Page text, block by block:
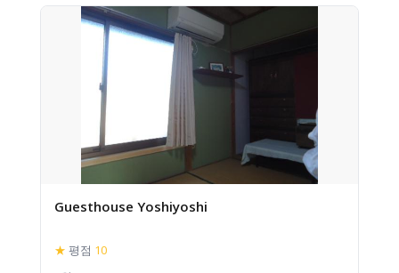
Guesthouse Yoshiyoshi
★ 평점 10